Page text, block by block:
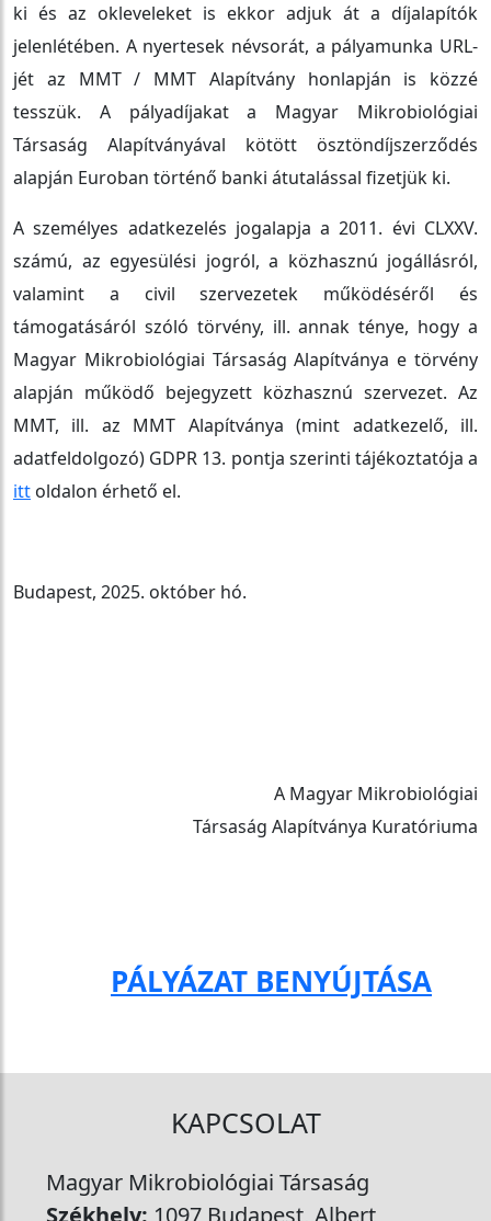
ki és az okleveleket is ekkor adjuk át a díjalapítók
jelenlétében. A nyertesek névsorát, a pályamunka URL-
jét az MMT / MMT Alapítvány honlapján is közzé
tesszük. A pályadíjakat a Magyar Mikrobiológiai
Társaság Alapítványával kötött ösztöndíjszerződés
alapján Euroban történő banki átutalással fizetjük ki.
A személyes adatkezelés jogalapja a 2011. évi CLXXV.
számú, az egyesülési jogról, a közhasznú jogállásról,
valamint a civil szervezetek működéséről és
támogatásáról szóló törvény, ill. annak ténye, hogy a
Magyar Mikrobiológiai Társaság Alapítványa e törvény
alapján működő bejegyzett közhasznú szervezet. Az
MMT, ill. az MMT Alapítványa (mint adatkezelő, ill.
adatfeldolgozó) GDPR 13. pontja szerinti tájékoztatója a
itt oldalon érhető el.
Budapest, 2025. október hó.
A Magyar Mikrobiológiai
Társaság Alapítványa Kuratóriuma
PÁLYÁZAT BENYÚJTÁSA
KAPCSOLAT
Magyar Mikrobiológiai Társaság
Székhely: 1097 Budapest, Albert